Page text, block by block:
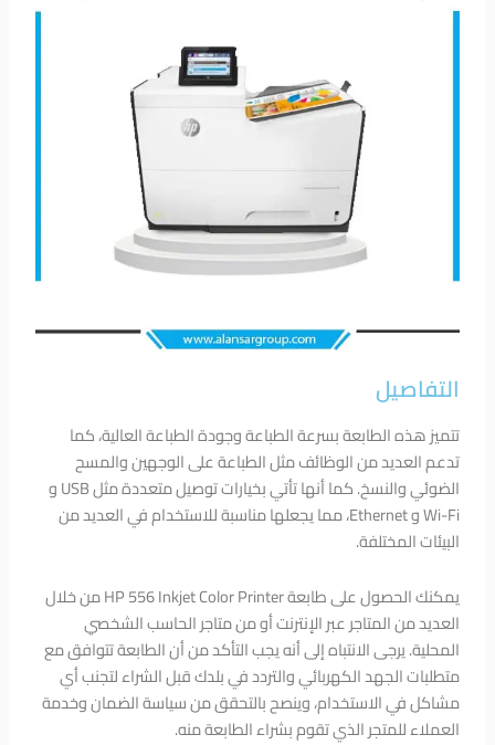
التفاصيل
تتميز هذه الطابعة بسرعة الطباعة وجودة الطباعة العالية، كما
تدعم العديد من الوظائف مثل الطباعة على الوجهين والمسح
الضوئي والنسخ. كما أنها تأتي بخيارات توصيل متعددة مثل USB و
Wi-Fi و Ethernet، مما يجعلها مناسبة للاستخدام في العديد من
البيئات المختلفة.
يمكنك الحصول على طابعة HP 556 Inkjet Color Printer من خلال
العديد من المتاجر عبر الإنترنت أو من متاجر الحاسب الشخصي
المحلية. يرجى الانتباه إلى أنه يجب التأكد من أن الطابعة تتوافق مع
متطلبات الجهد الكهربائي والتردد في بلدك قبل الشراء لتجنب أي
مشاكل في الاستخدام، وينصح بالتحقق من سياسة الضمان وخدمة
العملاء للمتجر الذي تقوم بشراء الطابعة منه.